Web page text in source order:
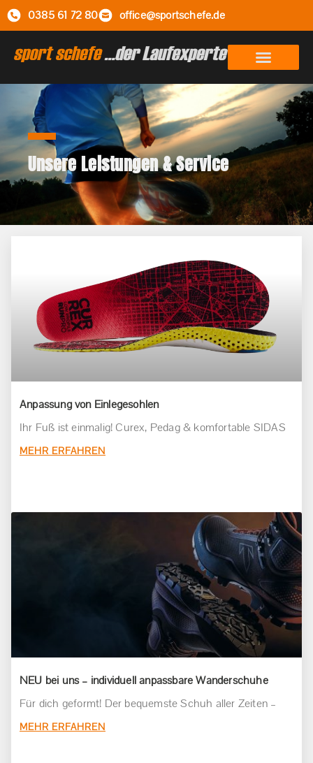
0385 61 72 80 office@sportschefe.de
Unsere Leistungen & Service
Anpassung von Einlegesohlen
Ihr Fuß ist einmalig! Curex, Pedag & komfortable SIDAS
MEHR ERFAHREN
NEU bei uns – individuell anpassbare Wanderschuhe
Für dich geformt! Der bequemste Schuh aller Zeiten –
MEHR ERFAHREN